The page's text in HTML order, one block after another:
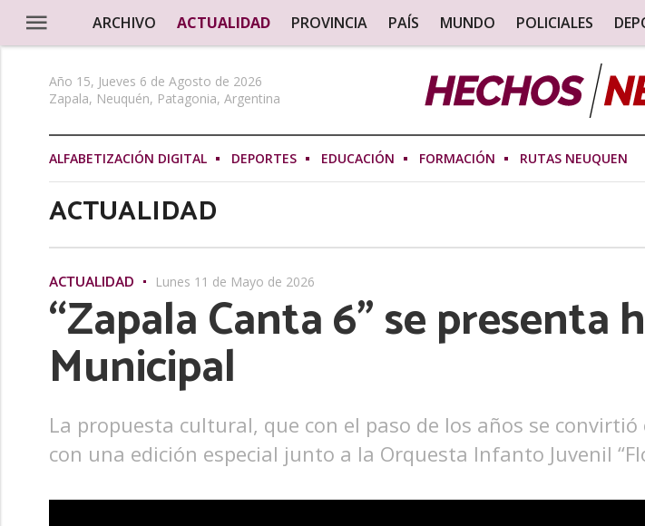
ARCHIVO ACTUALIDAD PROVINCIA PAÍS MUNDO POLICIALES
Año 15, Jueves 6 de Agosto de 2026
Zapala, Neuquén, Patagonia, Argentina
ALFABETIZACIÓN DIGITAL DEPORTES EDUCACIÓN FORMACIÓN RUTAS NEUQUEN
ACTUALIDAD
ACTUALIDAD Lunes 11 de Mayo de 2026
“Zapala Canta 6” se presenta
Municipal
La propuesta cultural, que con el paso de los años se
con una edición especial junto a la Orquesta Infanto Juvenil